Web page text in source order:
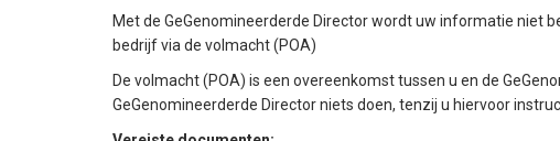
Met de GeGenomineerderde Director wordt uw informatie niet
bedrijf via de volmacht (POA)
De volmacht (POA) is een overeenkomst tussen u en de
GeGenomineerderde Director niets doen, tenzij u hiervoor